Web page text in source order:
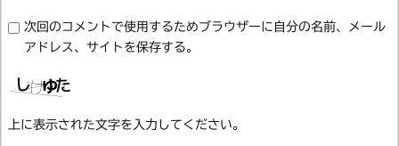
次回のコメントで使用するためブラウザーに自分の名前、メール
アドレス、サイトを保存する。
上に表示された文字を入力してください。